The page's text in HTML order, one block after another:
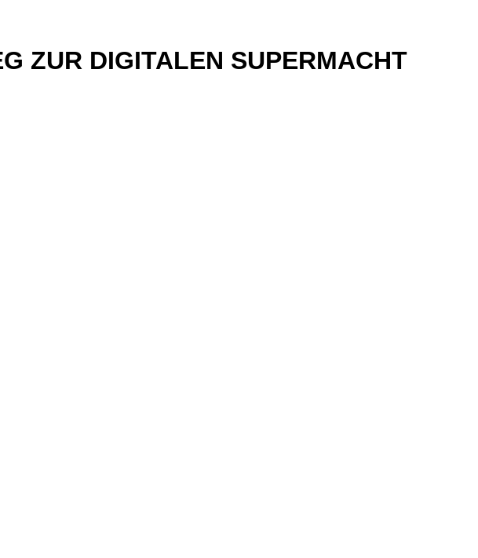
ZUR DIGITALEN SUPERMACHT